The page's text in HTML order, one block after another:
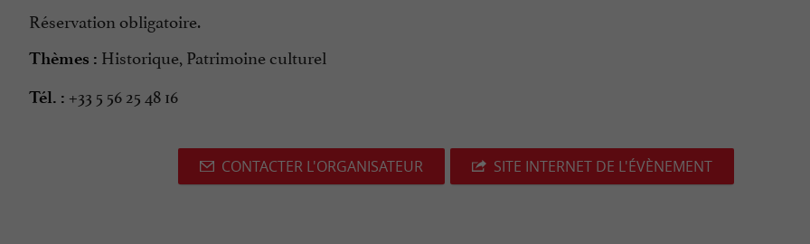
Réservation obligatoire.
Thèmes : Historique, Patrimoine culturel
Tél. : +33 5 56 25 48 16
CONTACTER L'ORGANISATEUR SITE INTERNET DE L'ÉVÈNEMENT